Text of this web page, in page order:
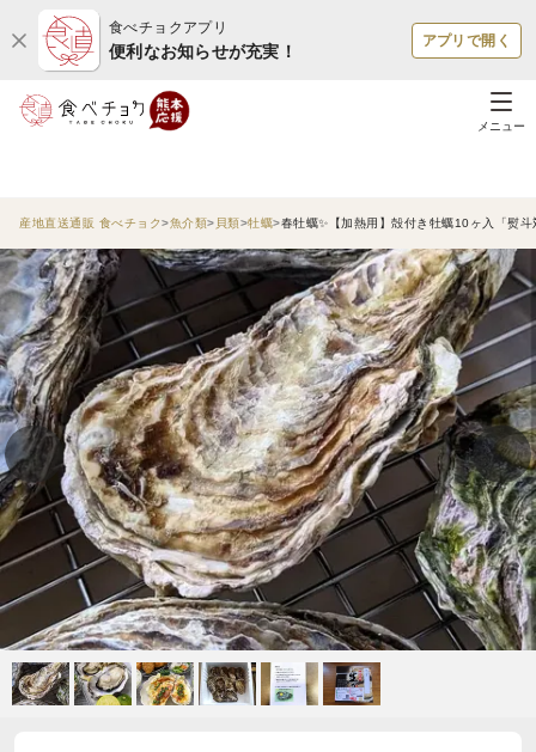
食べチョクアプリ
便利なお知らせが充実！
アプリで開く
メニュー
産地直送通販 食べチョク 魚介類 貝類 牡蠣 春牡蠣✨【加熱用】殻付き牡蠣10ヶ入「熨斗